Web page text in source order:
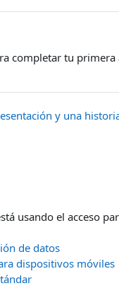
completar tu primera
y una
usando el acceso
de datos
dispositivos móviles